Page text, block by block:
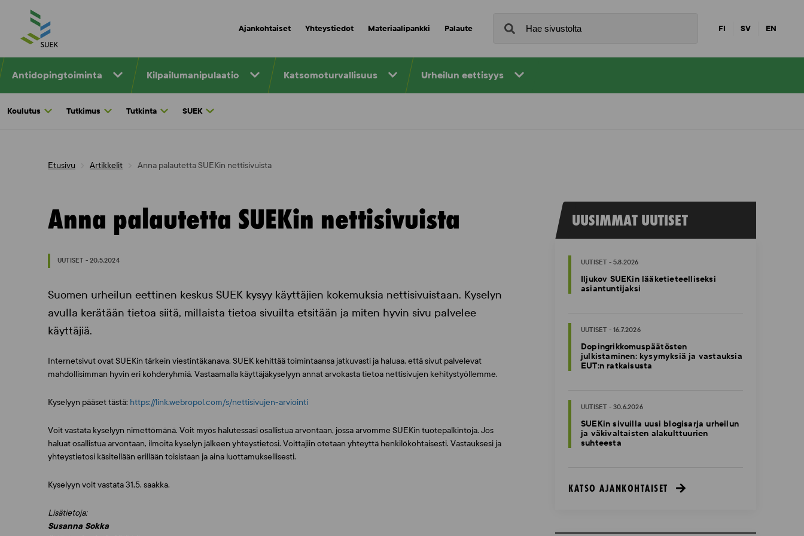
content
Ajankohtaiset Yhteystiedot Materiaalipankki Palaute FI SV EN
Antidopingtoiminta Kilpailumanipulaatio Katsomoturvallisuus Urheilun eettisyys
Koulutus Tutkimus Tutkinta SUEK
Etusivu Artikkelit Anna palautetta SUEKin nettisivuista
Anna palautetta SUEKin nettisivuista
UUTISET - 20.5.2024
Suomen urheilun eettinen keskus SUEK kysyy käyttäjien kokemuksia nettisivuistaan. Kyselyn
avulla kerätään tietoa siitä, millaista tietoa sivuilta etsitään ja miten hyvin sivu palvelee
käyttäjiä.
Internetsivut ovat SUEKin tärkein viestintäkanava. SUEK kehittää toimintaansa jatkuvasti ja haluaa, että sivut palvelevat
mahdollisimman hyvin eri kohderyhmiä. Vastaamalla käyttäjäkyselyyn annat arvokasta tietoa nettisivujen kehitystyöllemme.
Kyselyyn pääset tästä: https://link.webropol.com/s/nettisivujen-arviointi
Voit vastata kyselyyn nimettömänä. Voit myös halutessasi osallistua arvontaan, jossa arvomme SUEKin tuotepalkintoja. Jos
haluat osallistua arvontaan, ilmoita kyselyn jälkeen yhteystietosi. Voittajiin otetaan yhteyttä henkilökohtaisesti. Vastauksesi ja
yhteystietosi käsitellään erillään toisistaan ja aina luottamuksellisesti.
Kyselyyn voit vastata 31.5. saakka.
Lisätietoja:
Susanna Sokka
UUSIMMAT UUTISET
UUTISET - 5.8.2026
Iljukov SUEKin lääketieteelliseksi
asiantuntijaksi
UUTISET - 16.7.2026
Dopingrikkomuspäätösten
julkistaminen: kysymyksiä ja vastauksia
EUT:n ratkaisusta
UUTISET - 30.6.2026
SUEKin sivuilla uusi blogisarja urheilun
ja väkivaltaisten alakulttuurien
suhteesta
KATSO AJANKOHTAISET